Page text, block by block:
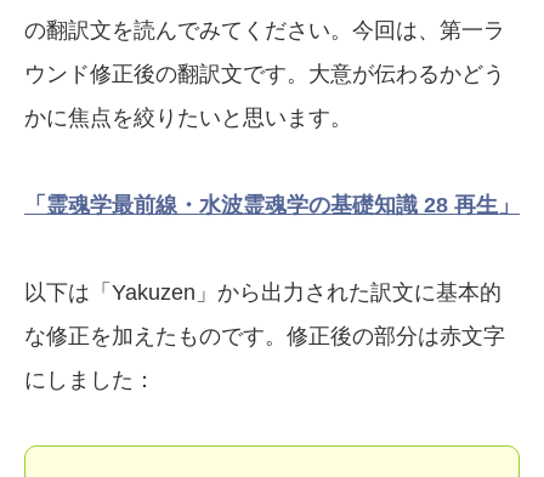
の翻訳文を読んでみてください。今回は、第一ラ
ウンド修正後の翻訳文です。大意が伝わるかどう
かに焦点を絞りたいと思います。
「霊魂学最前線・水波霊魂学の基礎知識 28 再生」
以下は「Yakuzen」から出力された訳文に基本的
な修正を加えたものです。修正後の部分は赤文字
にしました：